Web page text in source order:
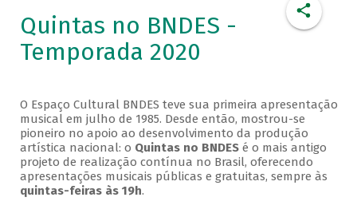
Quintas no BNDES -
Temporada 2020
O Espaço Cultural BNDES teve sua primeira apresentação
musical em julho de 1985. Desde então, mostrou-se
pioneiro no apoio ao desenvolvimento da produção
artística nacional: o Quintas no BNDESé o mais antigo
projeto de realização contínua no Brasil, oferecendo
apresentações musicais públicas e gratuitas, sempre às
quintas-feiras às 19h.